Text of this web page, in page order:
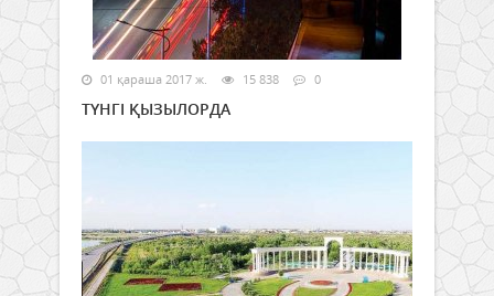
01 қараша 2017 ж. 15 838 0
ТҮНГІ ҚЫЗЫЛОРДА